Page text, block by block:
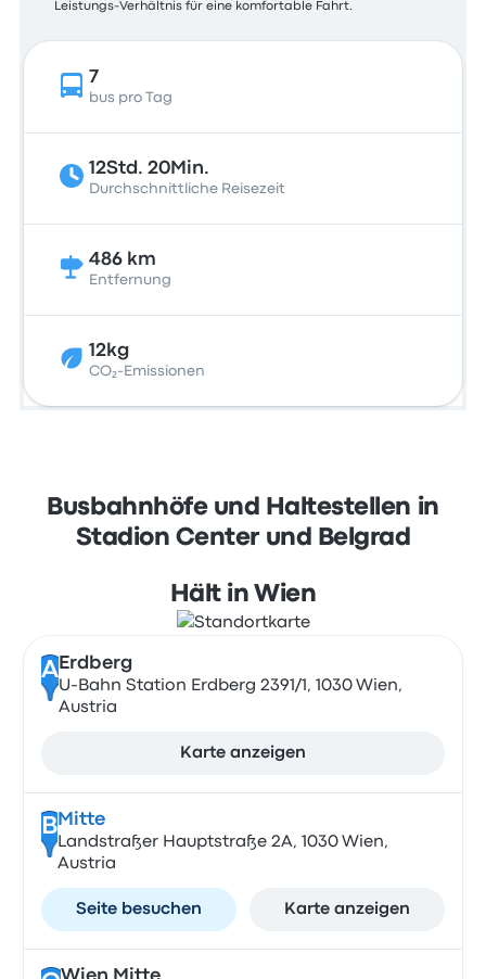
Leistungs-Verhältnis für eine komfortable Fahrt.
7
bus pro Tag
12Std. 20Min.
Durchschnittliche Reisezeit
486 km
Entfernung
12kg
CO₂-Emissionen
Busbahnhöfe und Haltestellen in
Stadion Center und Belgrad
Hält in Wien
A Erdberg
U-Bahn Station Erdberg 2391/1, 1030 Wien,
Austria
Karte anzeigen
B Mitte
Landstraßer Hauptstraße 2A, 1030 Wien,
Austria
Seite besuchen Karte anzeigen